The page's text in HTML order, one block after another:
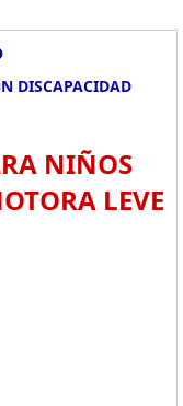
DISCAPACIDAD
NIÑOS
LEVE